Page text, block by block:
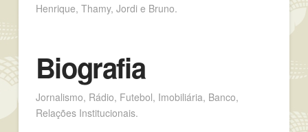
Henrique, Thamy, Jordi e Bruno.
Biografia
Jornalismo, Rádio, Futebol, Imobiliária, Banco,
Relações Institucionais.